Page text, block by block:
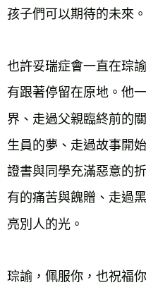
孩子們可以期待的未來。
也許妥瑞症會一直在琮
有跟著停留在原地。他
界、走過父親臨終前的
生員的夢、走過故事開
證書與同學充滿惡意的
有的痛苦與餽贈、走過
亮別人的光。
琮諭，佩服你，也祝福你